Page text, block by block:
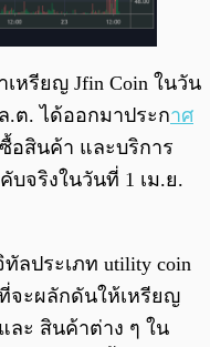
เหรียญ Jfin Coin ในวัน
.ต. ได้ออกมาประกาศ
อสินค้า และบริการ
บจริงในวันที่ 1 เม.ย.
ลประเภท utility coin
จะผลักดันให้เหรียญ
ละ สินค้าต่าง ๆ ใน